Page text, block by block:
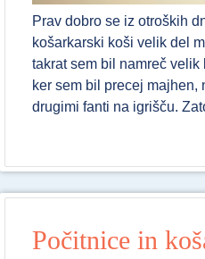
Prav dobro se iz otroških
košarkarski koši velik del
takrat sem bil namreč
ker sem bil precej majhen,
drugimi fanti na igrišču.
Počitnice in